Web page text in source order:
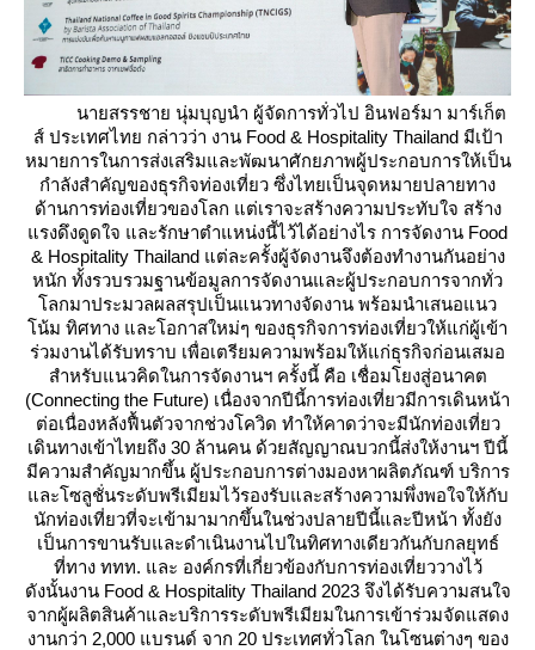
นายสรรชาย นุ่มบุญนำ ผู้จัดการทั่วไป อินฟอร์มา มาร์เก็ต
ส์ ประเทศไทย กล่าวว่า งาน Food & Hospitality Thailand มีเป้า
หมายการในการส่งเสริมและพัฒนาศักยภาพผู้ประกอบการให้เป็น
กำลังสำคัญของธุรกิจท่องเที่ยว ซึ่งไทยเป็นจุดหมายปลายทาง
ด้านการท่องเที่ยวของโลก แต่เราจะสร้างความประทับใจ สร้าง
รงดึงดูดใจ และรักษาตำแหน่งนี้ไว้ได้อย่างไร การจัดงาน Food
& Hospitality Thailand แต่ละครั้งผู้จัดงานจึงต้องทำงานกันอย่าง
หนัก ทั้งรวบรวมฐานข้อมูลการจัดงานและผู้ประกอบการจากทั่ว
ลกมาประมวลผลสรุปเป็นแนวทางจัดงาน พร้อมนำเสนอแนว
น้ม ทิศทาง และโอกาสใหม่ๆ ของธุรกิจการท่องเที่ยวให้แก่ผู้เข้า
ร่วมงานได้รับทราบ เพื่อเตรียมความพร้อมให้แก่ธุรกิจก่อนเสมอ
สำหรับแนวคิดในการจัดงานฯ ครั้งนี้ คือ เชื่อมโยงสู่อนาคต
(Connecting the Future) เนื่องจากปีนี้การท่องเที่ยวมีการเดินหน้า
ต่อเนื่องหลังฟื้นตัวจากช่วงโควิด ทำให้คาดว่าจะมีนักท่องเที่ยว
เดินทางเข้าไทยถึง 30 ล้านคน ด้วยสัญญาณบวกนี้ส่งให้งานฯ ปีนี้
มีความสำคัญมากขึ้น ผู้ประกอบการต่างมองหาผลิตภัณฑ์ บริการ
ละโซลูชั่นระดับพรีเมียมไว้รองรับและสร้างความพึ่งพอใจให้กับ
นักท่องเที่ยวที่จะเข้ามามากขึ้นในช่วงปลายปีนี้และปีหน้า ทั้งยัง
เป็นการขานรับและดำเนินงานไปในทิศทางเดียวกันกับกลยุทธ์
ที่ทาง ททท. และ องค์กรที่เกี่ยวข้องกับการท่องเที่ยววางไว้
ดังนั้นงาน Food & Hospitality Thailand 2023 จึงได้รับความสนใจ
จากผู้ผลิตสินค้าและบริการระดับพรีเมียมในการเข้าร่วมจัดแสดง
งานกว่า 2,000 แบรนด์ จาก 20 ประเทศทั่วโลก ในโซนต่างๆ ของ